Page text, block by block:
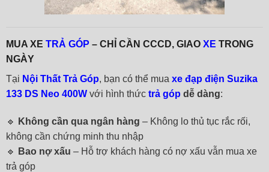
MUA XE TRẢ GÓP – CHỈ CẦN CCCD, GIAO XE TRONG
NGÀY
Tại Nội Thất Trả Góp, bạn có thể mua xe đạp điện Suzika
133 DS Neo 400W với hình thức trả góp dễ dàng:
🔹 Không cần qua ngân hàng – Không lo thủ tục rắc rối,
không cần chứng minh thu nhập
🔹
Bao nợ xấu – Hỗ trợ khách hàng có nợ xấu vẫn mua xe
trả góp